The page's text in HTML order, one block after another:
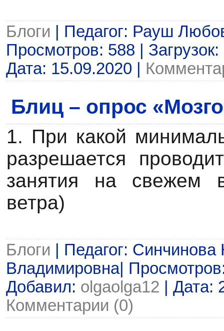
Блоги | Педагог: Рауш
Просмотров: 588 |
Дата: 15.09.2020
Блиц – опрос
1. При какой
разрешается
занятия на свежем
ветра)
Блоги | Педагог:
Владимировна|
Добавил: olgaolga12 | Дата:
Комментарии (0)